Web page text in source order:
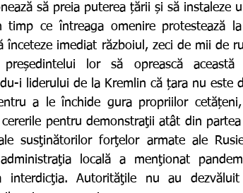
să preia puterea țării și să instaleze
înceteze imediat războiul, zeci de mii de
lor să oprească această
i liderului de la Kremlin că țara nu este
cererile pentru demonstraţii atât din
susţinătorilor forţelor armate ale
locală a menţionat
interdicţia. Autorităţile nu au